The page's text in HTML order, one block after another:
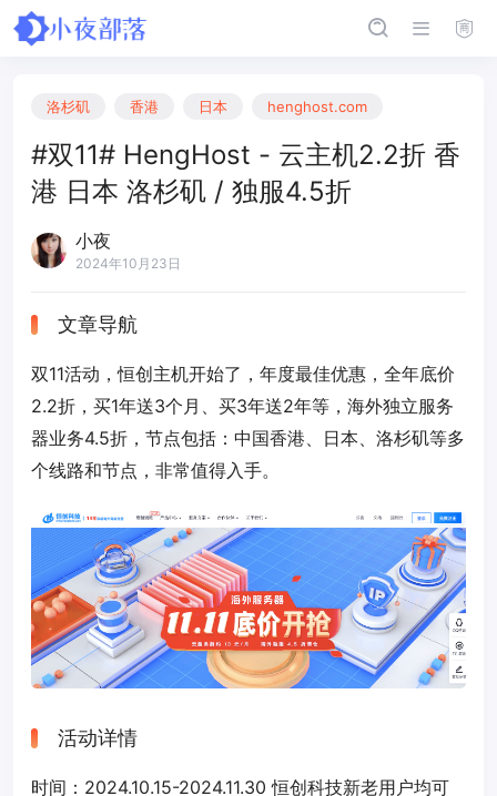
洛杉矶 香港 日本 henghost.com
#双11# HengHost - 云主机2.2折 香
港 日本 洛杉矶 / 独服4.5折
小夜
2024年10月23日
文章导航
双11活动，恒创主机开始了，年度最佳优惠，全年底价
2.2折，买1年送3个月、买3年送2年等，海外独立服务
器业务4.5折，节点包括：中国香港、日本、洛杉矶等多
个线路和节点，非常值得入手。
活动详情
时间：2024.10.15-2024.11.30 恒创科技新老用户均可